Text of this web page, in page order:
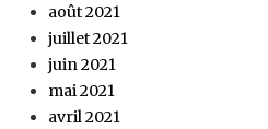
août 2021
juillet 2021
juin 2021
mai 2021
avril 2021